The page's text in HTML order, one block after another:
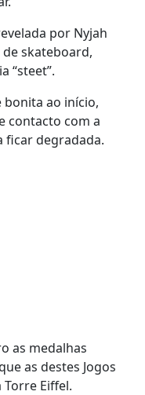
por Nyjah
skateboard,
“steet”.
bonita ao início,
contacto com a
ficar degradada.
as medalhas
as destes Jogos
Eiffel.